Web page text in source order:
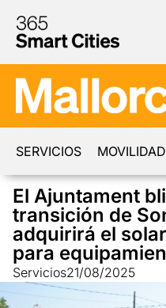
SERVICIOS MOVILIDAD
El Ajuntament
transición de
adquirirá el
para
Servicios21/08/2025